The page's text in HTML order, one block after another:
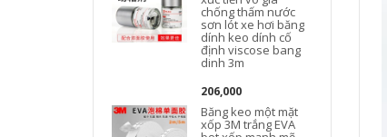
chống thấm nước
sơn lót xe hơi băng
dính keo dính cố
định viscose bang
dinh 3m
206,000
Băng keo một mặt
xốp 3M trắng EVA